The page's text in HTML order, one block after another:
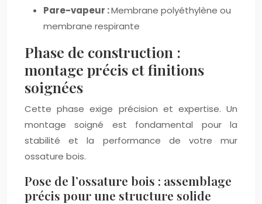
Pare-vapeur :Membrane polyéthylène ou
membrane respirante
Phase de construction :
montage précis et finitions
soignées
Cette phase exige précision et expertise. Un
montage soigné est fondamental pour la
stabilité et la performance de votre mur
ossature bois.
Pose de l’ossature bois : assemblage
précis pour une structure solide